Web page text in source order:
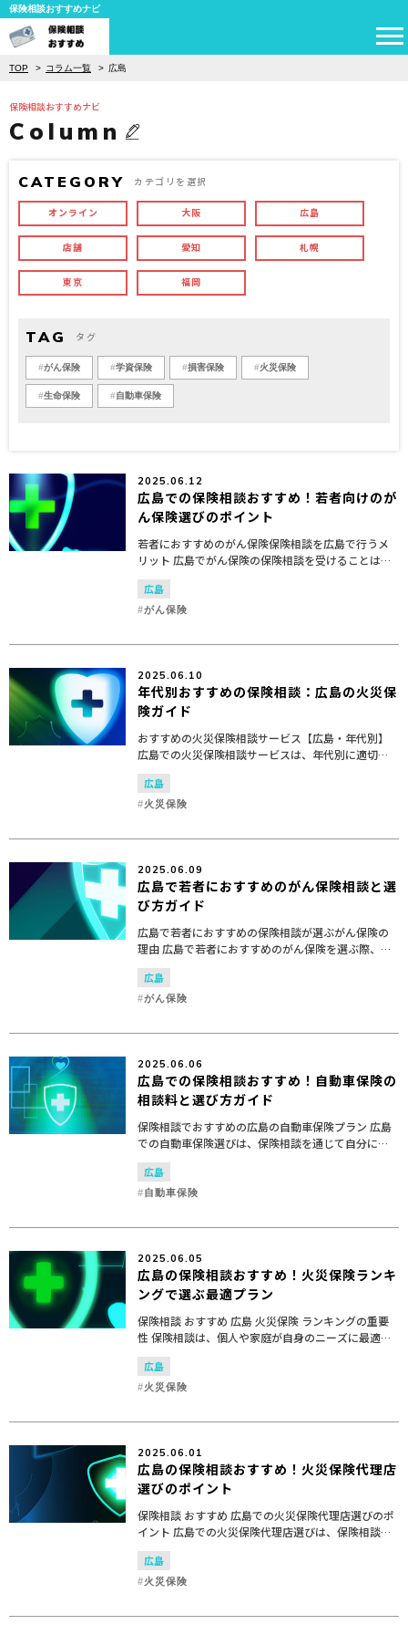
保険相談おすすめナビ
TOP コラム一覧 広島
保険相談おすすめナビ
Column
CATEGORY カテゴリを選択
オンライン 大阪 広島
店舗 愛知 札幌
東京 福岡
TAG タグ
がん保険 学資保険 損害保険 火災保険
生命保険 自動車保険
2025.06.12
広島での保険相談おすすめ！若者向けのが
ん保険選びのポイント
若者におすすめのがん保険保険相談を広島で行うメ
リット 広島でがん保険の保険相談を受けることは、
若者にとって多くのメリットがあります。特に、地
域特性や若者特有のニーズを考慮すると、広島での
保険相談は非常...
広島
がん保険
2025.06.10
年代別おすすめの保険相談：広島の火災保
険ガイド
おすすめの火災保険相談サービス【広島・年代別】
広島での火災保険相談サービスは、年代別に適切な
選択が重要です。年代ごとに異なるニーズやライフ
ステージに合わせたおすすめの火災保険相談サービ
スを紹介します...
広島
火災保険
2025.06.09
広島で若者におすすめのがん保険相談と選
び方ガイド
広島で若者におすすめの保険相談が選ぶがん保険の
理由 広島で若者におすすめのがん保険を選ぶ際、保
険相談の重要性が高まっています。がんは、若者に
とっても無縁ではなく、早期の保険相談と適切なが
ん保険の選択が...
広島
がん保険
2025.06.06
広島での保険相談おすすめ！自動車保険の
相談料と選び方ガイド
保険相談でおすすめの広島の自動車保険プラン 広島
での自動車保険選びは、保険相談を通じて自分に最
適なプランを見つけることが重要です。保険相談を
利用することで、おすすめの自動車保険プランやそ
の特徴、相談料...
広島
自動車保険
2025.06.05
広島の保険相談おすすめ！火災保険ランキ
ングで選ぶ最適プラン
保険相談 おすすめ 広島 火災保険 ランキングの重要
性 保険相談は、個人や家庭が自身のニーズに最適な
保険を選択するための重要なステップです。特に広
島においては、地域特有のリスクや条件を考慮した
火災保険...
広島
火災保険
2025.06.01
広島の保険相談おすすめ！火災保険代理店
選びのポイント
保険相談 おすすめ 広島での火災保険代理店選びのポ
イント 広島での火災保険代理店選びは、保険相談を
通じて慎重に行うことが重要です。適切な代理店を
選ぶことで、万が一の火災時に備えた最適な火災保
険を見つけ...
広島
火災保険